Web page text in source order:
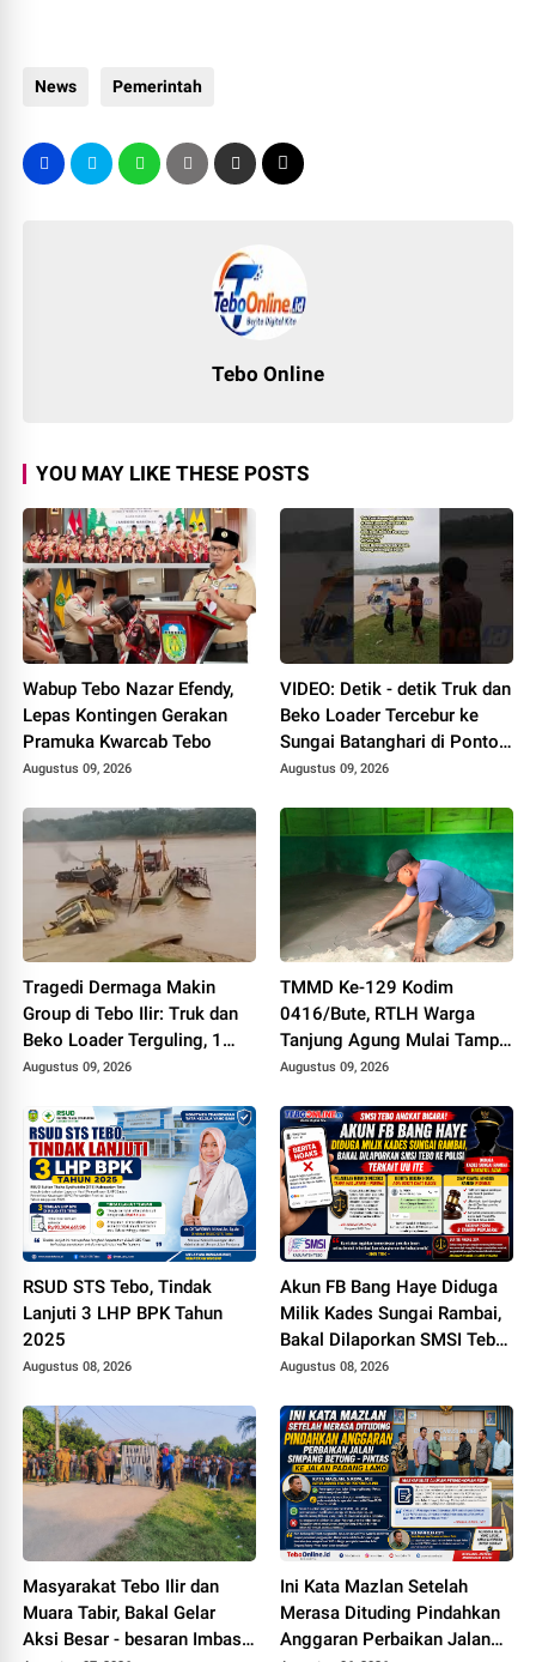
News Pemerintah
Tebo Online
YOU MAY LIKE THESE POSTS
Wabup Tebo Nazar Efendy,
Lepas Kontingen Gerakan
Pramuka Kwarcab Tebo
Augustus 09, 2026
VIDEO: Detik - detik Truk dan
Beko Loader Tercebur ke
Sungai Batanghari di Ponton
Makin Group, 1 MD
Augustus 09, 2026
Tragedi Dermaga Makin
Group di Tebo Ilir: Truk dan
Beko Loader Terguling, 1
Karyawan MD
Augustus 09, 2026
TMMD Ke-129 Kodim
0416/Bute, RTLH Warga
Tanjung Agung Mulai Tampil
Lebih Rapi dan Layak Huni
Augustus 09, 2026
RSUD STS Tebo, Tindak
Lanjuti 3 LHP BPK Tahun
2025
Augustus 08, 2026
Akun FB Bang Haye Diduga
Milik Kades Sungai Rambai,
Bakal Dilaporkan SMSI Tebo
ke Polisi Terkait UU ITE
Augustus 08, 2026
Masyarakat Tebo Ilir dan
Muara Tabir, Bakal Gelar
Aksi Besar - besaran Imbas
Ini Kata Mazlan Setelah
Merasa Dituding Pindahkan
Anggaran Perbaikan Jalan